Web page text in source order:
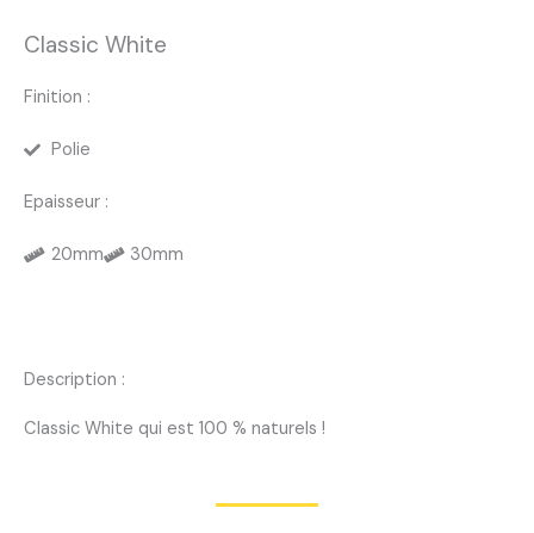
Classic White
Finition :
Polie
Epaisseur :
20mm 30mm
Description :
Classic White qui est 100 % naturels !